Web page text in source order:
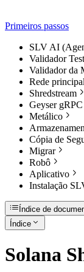
Primeiros passos
SLV AI
Validador
Validador da
Rede
Shredstream
Geyser gRPC
Metálico
Cópia de
Migrar
Robô
Aplicativo
Instalação
Índice de
Índice
Solana